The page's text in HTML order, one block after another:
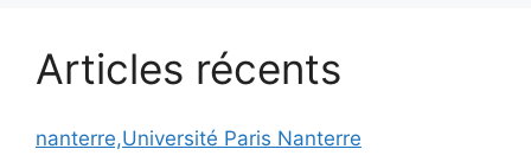
Articles récents
nanterre,Université Paris Nanterre